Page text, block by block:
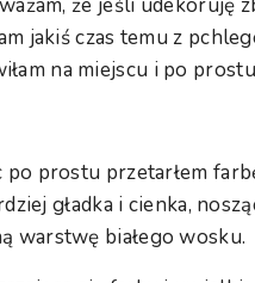
jakiś czas temu z
na miejscu i po
po prostu przetarłem
gładka i cienka,
warstwę białego wosku.